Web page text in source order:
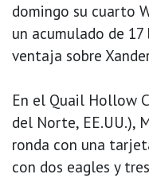
domingo su cuarto
un acumulado de
ventaja sobre
En el Quail Hollow
del Norte, EE.UU.),
ronda con una
con dos eagles y